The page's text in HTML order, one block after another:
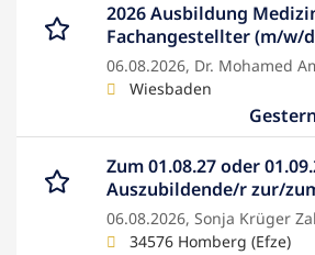
2026 Ausbildung
Fachangestellter (m/w/
06.08.2026, Dr. Mohamed
Wiesbaden
Zum 01.08.27 oder
Auszubildende/r zur/
06.08.2026, Sonja Krüger
34576 Homberg (Efze)